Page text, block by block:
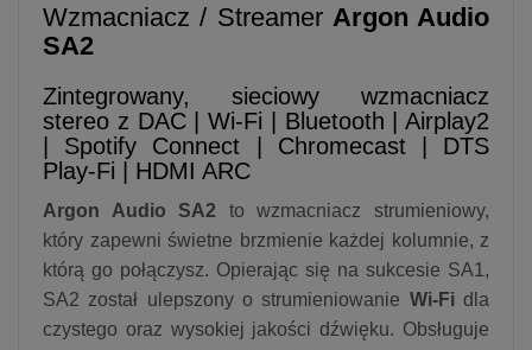
Wzmacniacz / Streamer Argon Audio
SA2
Zintegrowany, sieciowy wzmacniacz
stereo z DAC | Wi-Fi | Bluetooth | Airplay2
| Spotify Connect | Chromecast | DTS
Play-Fi | HDMI ARC
Argon Audio SA2 to wzmacniacz strumieniowy,
który zapewni świetne brzmienie każdej kolumnie, z
którą go połączysz. Opierając się na sukcesie SA1,
SA2 został ulepszony o strumieniowanie Wi-Fidla
czystego oraz wysokiej jakości dźwięku. Obsługuje